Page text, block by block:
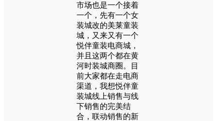
市场也是一个接着
一个，先有一个女
装城改的美莱童装
城，又来又有一个
悦伴童装电商城，
并且这两个都在黄
河时装城商圈。目
前大家都在走电商
渠道，我想悦伴童
装城线上销售与线
下销售的完美结
合，联动销售的新